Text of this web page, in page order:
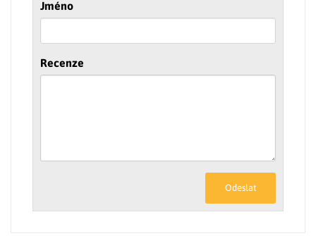
Jméno
Recenze
Odeslat